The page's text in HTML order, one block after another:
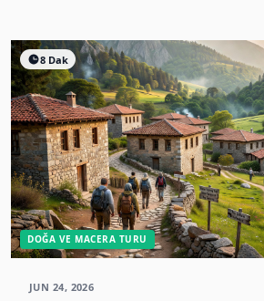
8 Dak
DOĞA VE MACERA TURU
JUN 24, 2026